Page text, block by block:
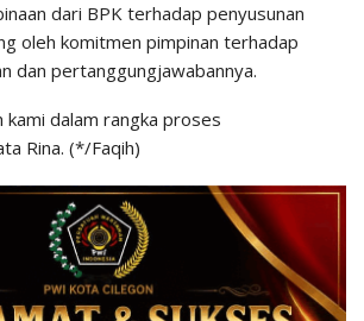
dari BPK terhadap penyusunan
oleh komitmen pimpinan terhadap
dan pertanggungjawabannya.
kami dalam rangka proses
Rina. (*/Faqih)